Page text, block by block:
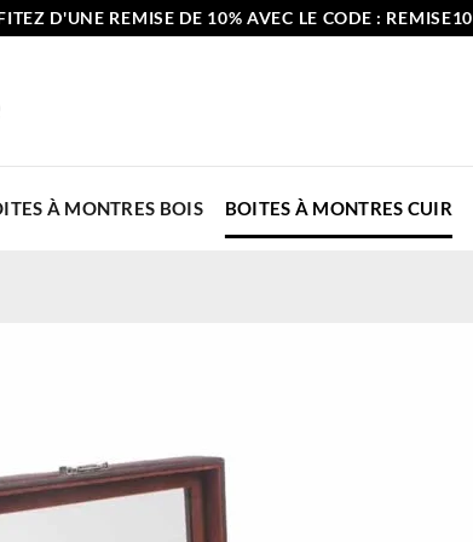
D'UNE REMISE DE 10% AVEC LE CODE : REMISE10
À MONTRES BOIS BOITES À MONTRES CUIR